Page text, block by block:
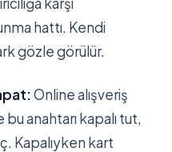
hattı. Kendi
gözle görülür.
Online alışveriş
anahtarı kapalı tut,
Kapalıyken kart